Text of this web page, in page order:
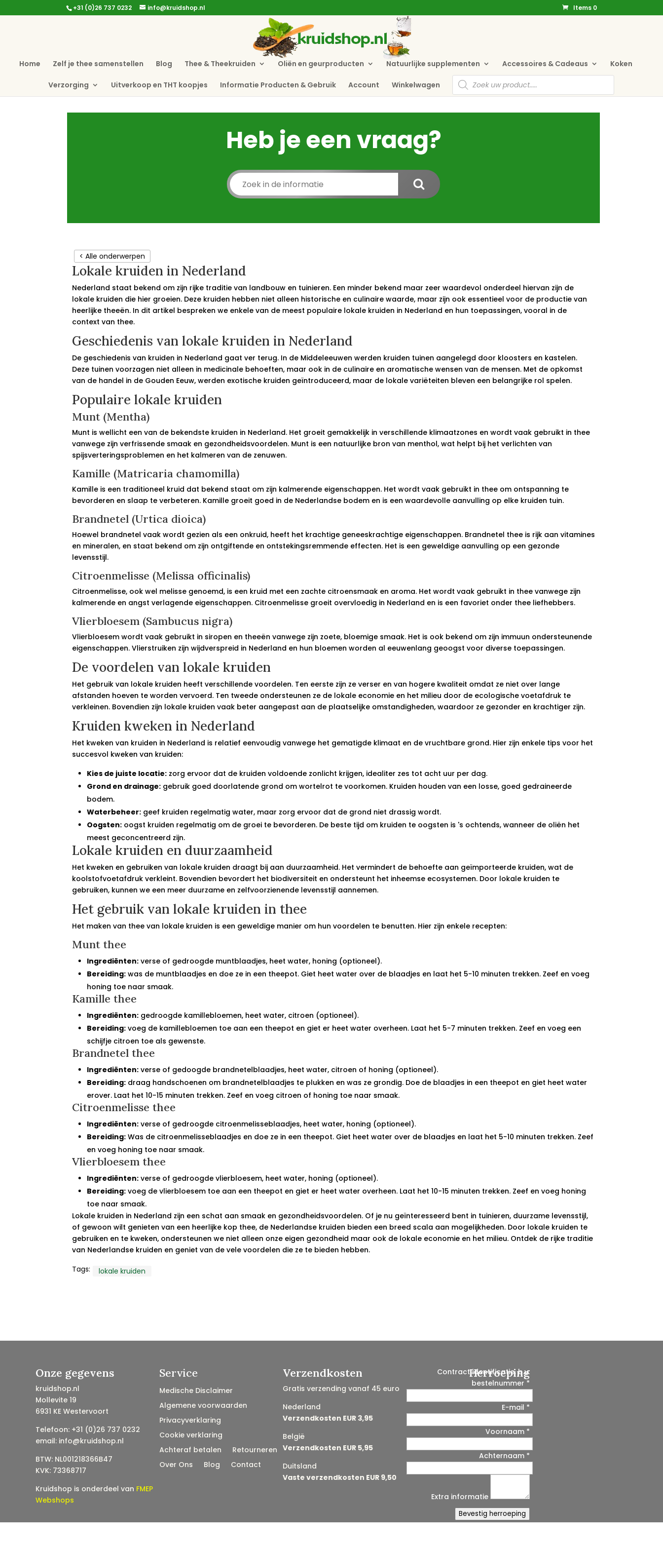
+31 (0)26 737 0232 info@kruidshop.nl Items 0
Home Zelf je thee samenstellen Blog Thee & Theekruiden Oliën en geurproducten Natuurlijke supplementen Accessoires & Cadeaus Koken
Verzorging Uitverkoop en THT koopjes Informatie Producten & Gebruik Account Winkelwagen
Producten
zoeken
Heb je een vraag?
< Alle onderwerpen
Lokale kruiden in Nederland
Nederland staat bekend om zijn rijke traditie van landbouw en tuinieren. Een minder bekend maar zeer waardevol onderdeel hiervan zijn de
lokale kruiden die hier groeien. Deze kruiden hebben niet alleen historische en culinaire waarde, maar zijn ook essentieel voor de productie van
heerlijke theeën. In dit artikel bespreken we enkele van de meest populaire lokale kruiden in Nederland en hun toepassingen, vooral in de
context van thee.
Geschiedenis van lokale kruiden in Nederland
De geschiedenis van kruiden in Nederland gaat ver terug. In de Middeleeuwen werden kruiden tuinen aangelegd door kloosters en kastelen.
Deze tuinen voorzagen niet alleen in medicinale behoeften, maar ook in de culinaire en aromatische wensen van de mensen. Met de opkomst
van de handel in de Gouden Eeuw, werden exotische kruiden geïntroduceerd, maar de lokale variëteiten bleven een belangrijke rol spelen.
Populaire lokale kruiden
Munt (Mentha)
Munt is wellicht een van de bekendste kruiden in Nederland. Het groeit gemakkelijk in verschillende klimaatzones en wordt vaak gebruikt in thee
vanwege zijn verfrissende smaak en gezondheidsvoordelen. Munt is een natuurlijke bron van menthol, wat helpt bij het verlichten van
spijsverteringsproblemen en het kalmeren van de zenuwen.
Kamille (Matricaria chamomilla)
Kamille is een traditioneel kruid dat bekend staat om zijn kalmerende eigenschappen. Het wordt vaak gebruikt in thee om ontspanning te
bevorderen en slaap te verbeteren. Kamille groeit goed in de Nederlandse bodem en is een waardevolle aanvulling op elke kruiden tuin.
Brandnetel (Urtica dioica)
Hoewel brandnetel vaak wordt gezien als een onkruid, heeft het krachtige geneeskrachtige eigenschappen. Brandnetel thee is rijk aan vitamines
en mineralen, en staat bekend om zijn ontgiftende en ontstekingsremmende effecten. Het is een geweldige aanvulling op een gezonde
levensstijl.
Citroenmelisse (Melissa officinalis)
Citroenmelisse, ook wel melisse genoemd, is een kruid met een zachte citroensmaak en aroma. Het wordt vaak gebruikt in thee vanwege zijn
kalmerende en angst verlagende eigenschappen. Citroenmelisse groeit overvloedig in Nederland en is een favoriet onder thee liefhebbers.
Vlierbloesem (Sambucus nigra)
Vlierbloesem wordt vaak gebruikt in siropen en theeën vanwege zijn zoete, bloemige smaak. Het is ook bekend om zijn immuun ondersteunende
eigenschappen. Vlierstruiken zijn wijdverspreid in Nederland en hun bloemen worden al eeuwenlang geoogst voor diverse toepassingen.
De voordelen van lokale kruiden
Het gebruik van lokale kruiden heeft verschillende voordelen. Ten eerste zijn ze verser en van hogere kwaliteit omdat ze niet over lange
afstanden hoeven te worden vervoerd. Ten tweede ondersteunen ze de lokale economie en het milieu door de ecologische voetafdruk te
verkleinen. Bovendien zijn lokale kruiden vaak beter aangepast aan de plaatselijke omstandigheden, waardoor ze gezonder en krachtiger zijn.
Kruiden kweken in Nederland
Het kweken van kruiden in Nederland is relatief eenvoudig vanwege het gematigde klimaat en de vruchtbare grond. Hier zijn enkele tips voor het
succesvol kweken van kruiden:
Kies de juiste locatie: zorg ervoor dat de kruiden voldoende zonlicht krijgen, idealiter zes tot acht uur per dag.
Grond en drainage: gebruik goed doorlatende grond om wortelrot te voorkomen. Kruiden houden van een losse, goed gedraineerde
bodem.
Waterbeheer: geef kruiden regelmatig water, maar zorg ervoor dat de grond niet drassig wordt.
Oogsten: oogst kruiden regelmatig om de groei te bevorderen. De beste tijd om kruiden te oogsten is 's ochtends, wanneer de oliën het
meest geconcentreerd zijn.
Lokale kruiden en duurzaamheid
Het kweken en gebruiken van lokale kruiden draagt bij aan duurzaamheid. Het vermindert de behoefte aan geïmporteerde kruiden, wat de
koolstofvoetafdruk verkleint. Bovendien bevordert het biodiversiteit en ondersteunt het inheemse ecosystemen. Door lokale kruiden te
gebruiken, kunnen we een meer duurzame en zelfvoorzienende levensstijl aannemen.
Het gebruik van lokale kruiden in thee
Het maken van thee van lokale kruiden is een geweldige manier om hun voordelen te benutten. Hier zijn enkele recepten:
Munt thee
Ingrediënten: verse of gedroogde muntblaadjes, heet water, honing (optioneel).
Bereiding: was de muntblaadjes en doe ze in een theepot. Giet heet water over de blaadjes en laat het 5-10 minuten trekken. Zeef en voeg
honing toe naar smaak.
Kamille thee
Ingrediënten: gedroogde kamillebloemen, heet water, citroen (optioneel).
Bereiding: voeg de kamillebloemen toe aan een theepot en giet er heet water overheen. Laat het 5-7 minuten trekken. Zeef en voeg een
schijfje citroen toe als gewenste.
Brandnetel thee
Ingrediënten: verse of gedoogde brandnetelblaadjes, heet water, citroen of honing (optioneel).
Bereiding: draag handschoenen om brandnetelblaadjes te plukken en was ze grondig. Doe de blaadjes in een theepot en giet heet water
erover. Laat het 10-15 minuten trekken. Zeef en voeg citroen of honing toe naar smaak.
Citroenmelisse thee
Ingrediënten: verse of gedroogde citroenmelisseblaadjes, heet water, honing (optioneel).
Bereiding: Was de citroenmelisseblaadjes en doe ze in een theepot. Giet heet water over de blaadjes en laat het 5-10 minuten trekken. Zeef
en voeg honing toe naar smaak.
Vlierbloesem thee
Ingrediënten: verse of gedroogde vlierbloesem, heet water, honing (optioneel).
Bereiding: voeg de vlierbloesem toe aan een theepot en giet er heet water overheen. Laat het 10-15 minuten trekken. Zeef en voeg honing
toe naar smaak.
Lokale kruiden in Nederland zijn een schat aan smaak en gezondheidsvoordelen. Of je nu geïnteresseerd bent in tuinieren, duurzame levensstijl,
of gewoon wilt genieten van een heerlijke kop thee, de Nederlandse kruiden bieden een breed scala aan mogelijkheden. Door lokale kruiden te
gebruiken en te kweken, ondersteunen we niet alleen onze eigen gezondheid maar ook de lokale economie en het milieu. Ontdek de rijke traditie
van Nederlandse kruiden en geniet van de vele voordelen die ze te bieden hebben.
Tags:
lokale kruiden
Onze gegevens
kruidshop.nl
Mollevite 19
6931 KE Westervoort
Telefoon: +31 (0)26 737 0232
email: info@kruidshop.nl
BTW: NL001218366B47
KVK: 73368717
Kruidshop is onderdeel van FMEP
Webshops
Service
Medische Disclaimer
Algemene voorwaarden
Privacyverklaring
Cookie verklaring
Achteraf betalen
Retourneren
Over Ons
Blog Contact
Verzendkosten
Gratis verzending vanaf 45 euro
Nederland
Verzendkosten EUR 3,95
België
Verzendkosten EUR 5,95
Duitsland
Vaste verzendkosten EUR 9,50
Herroeping
Contract identificatie, b.v.
bestelnummer *
E-mail *
a
i
e
Voornaam *
Achternaam *
Extra informatie
Bevestig herroeping